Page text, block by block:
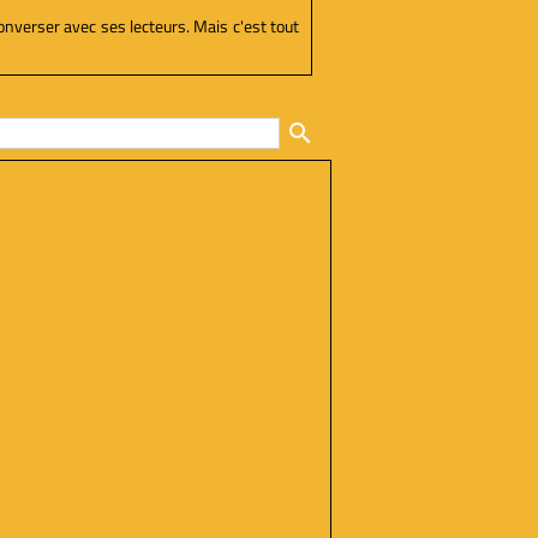
avec ses lecteurs. Mais c'est tout
search